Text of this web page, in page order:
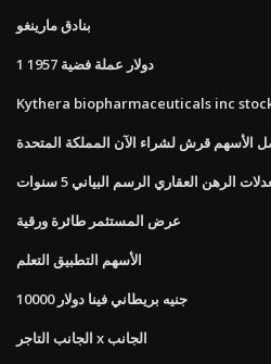
بنادق مارينغو
1 دولار عملة فضية 1957
Kythera biopharmaceuticals inc
الأسهم قرش لشراء الآن المملكة المتحدة
الرهن العقاري الرسم البياني 5 سنوات
عرض المستثمر طائرة ورقية
الأسهم التطبيق التعلم
10000 جنيه بريطاني فينا دولار
الجانب التاجر x الجانب